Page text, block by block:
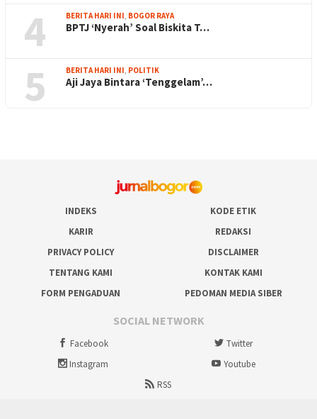
4 BERITA HARI INI, BOGOR RAYA
BPTJ ‘Nyerah’ Soal Biskita T…
5 BERITA HARI INI, POLITIK
Aji Jaya Bintara ‘Tenggelam’…
INDEKS
KODE ETIK
KARIR
REDAKSI
PRIVACY POLICY
DISCLAIMER
TENTANG KAMI
KONTAK KAMI
FORM PENGADUAN
PEDOMAN MEDIA SIBER
SOCIAL NETWORK
Facebook
Twitter
Instagram
Youtube
RSS